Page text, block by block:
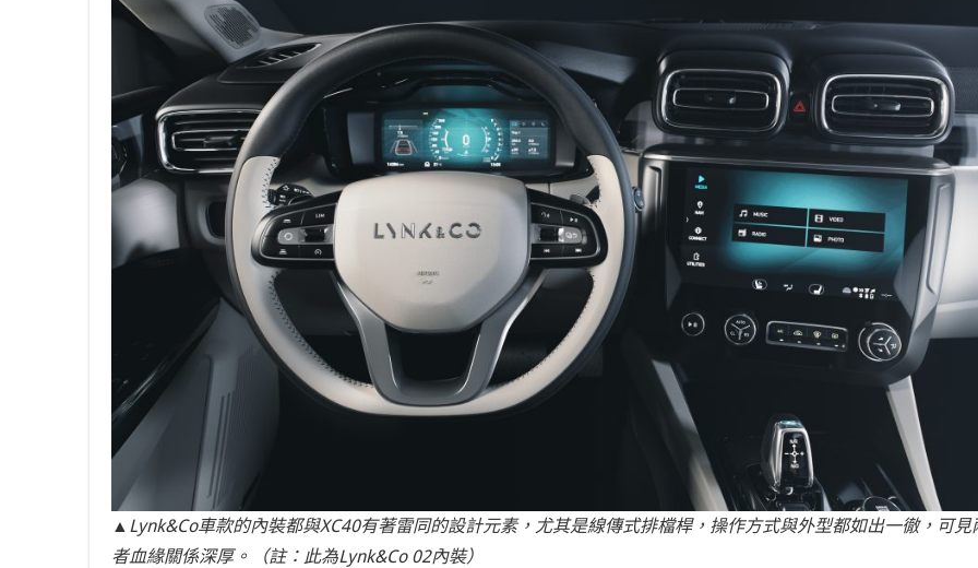
▲Lynk&Co車款的內裝都與XC40有著雷同的設計元素，尤其是線傳式排檔桿，操作方式與外型都如出一徹，可見
者血緣關係深厚。（註：此為Lynk&Co 02內裝）